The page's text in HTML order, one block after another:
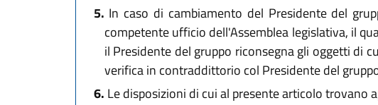
5. In caso di cambiamento del Presidente del
competente ufficio dell'Assemblea legislativa, il
il Presidente del gruppo riconsegna gli oggetti di
verifica in contraddittorio col Presidente del
6. Le disposizioni di cui al presente articolo trovano